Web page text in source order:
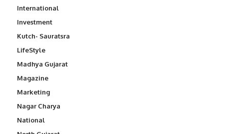
International
Investment
Kutch- Sauratsra
LifeStyle
Madhya Gujarat
Magazine
Marketing
Nagar Charya
National